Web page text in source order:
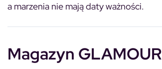
a marzenia nie mają daty ważności.
Magazyn GLAMOUR